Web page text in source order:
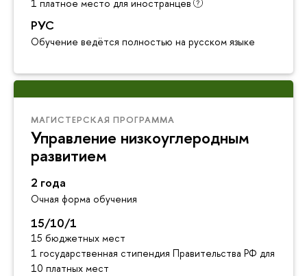
1 платное место для иностранцев
РУС
Обучение ведётся полностью на русском языке
МАГИСТЕРСКАЯ ПРОГРАММА
Управление низкоуглеродным
развитием
2 года
Очная форма обучения
15/10/1
15 бюджетных мест
1 государственная стипендия Правительства РФ для
10 платных мест